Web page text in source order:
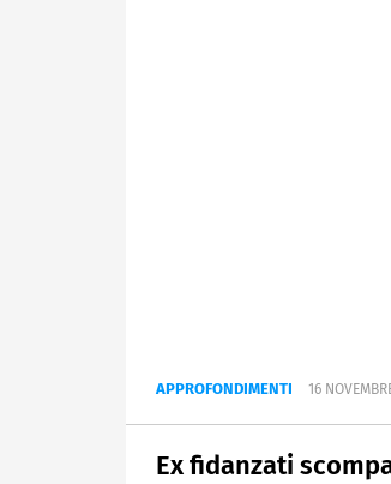
APPROFONDIMENTI 16
Ex fidanzati